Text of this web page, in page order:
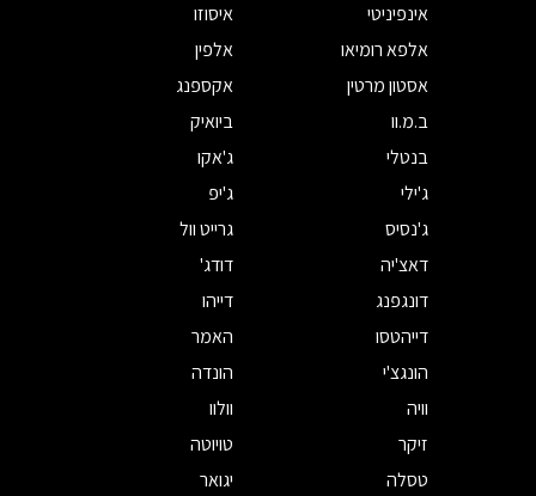
אינפיניטי
איסוזו
אלפא רומיאו
אלפין
אסטון מרטין
אקספנג
ב.מ.וו
ביואיק
בנטלי
ג'אקו
ג'ילי
ג'יפ
ג'נסיס
גרייט וול
דאצ'יה
דודג'
דונגפנג
דייהו
דייהטסו
האמר
הונגצ'י
הונדה
וויה
וולוו
זיקר
טויוטה
טסלה
יגואר